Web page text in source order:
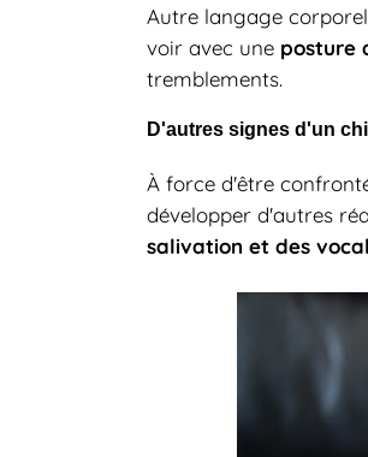
Autre langage
voir avec une posture
tremblements.
D'autres signes d'un
À force d'être
développer d'autres
salivation et des